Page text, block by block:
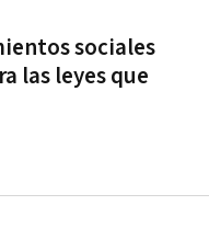
sociales
las leyes que